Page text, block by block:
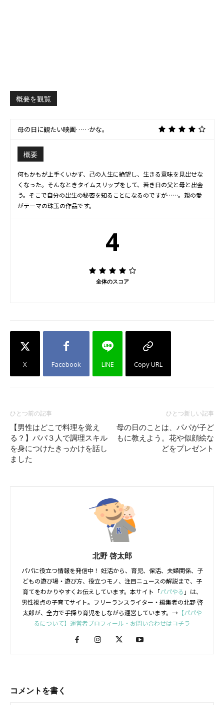
概要を観覧
母の日に観たい映画……かな。
概要
何もかもが上手くいかず、己の人生に絶望し、生きる意味を見出せな
くなった。そんなときタイムスリップをして、若き日の父と母と出会
う。そこで自分の出生の秘密を知ることになるのですが……。親の愛
がテーマの珠玉の作品です。
4
全体のスコア
X Facebook LINE Copy URL
ひとつ前の記事
【男性はどこで料理を覚え
る？】パパ３人で調理スキル
を身につけたきっかけを話し
ました
ひとつ新しい記事
母の日のことは、パパが子ど
もに教えよう。花や似顔絵な
どをプレゼント
北野 啓太郎
パパに役立つ情報を発信中！ 妊活から、育児、保活、夫婦関係、子
どもの遊び場・遊び方、役立つモノ、注目ニュースの解説まで、子
育てをわかりやすくお伝えしています。本サイト「パパやる 」は、
男性視点の子育てサイト。フリーランスライター・編集者の北野 啓
太郎が、全力で手探り育児をしながら運営しています。→【パパや
るについて】運営者プロフィール・お問い合わせはコチラ
コメントを書く